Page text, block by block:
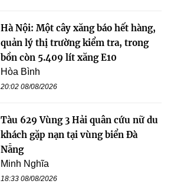
Hà Nội: Một cây xăng báo hết hàng,
quản lý thị trường kiểm tra, trong
bồn còn 5.409 lít xăng E10
Hòa Bình
20:02 08/08/2026
Tàu 629 Vùng 3 Hải quân cứu nữ du
khách gặp nạn tại vùng biển Đà
Nẵng
Minh Nghĩa
18:33 08/08/2026